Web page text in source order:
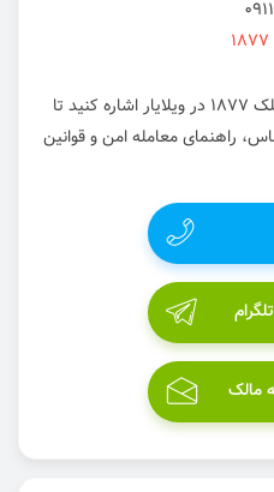
1877
هنگام تماس تلفنی، لطفاً به کد ملک 1877 در ویلایار اشاره کنید تا
راهنمای معامله امن و قوانین
مالک